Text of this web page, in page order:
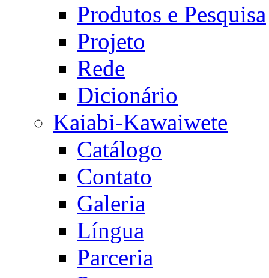
Produtos e Pesquisa
Projeto
Rede
Dicionário
Kaiabi-Kawaiwete
Catálogo
Contato
Galeria
Língua
Parceria